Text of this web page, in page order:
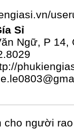
Sỉ
Ngữ, P 14,
cho người rao